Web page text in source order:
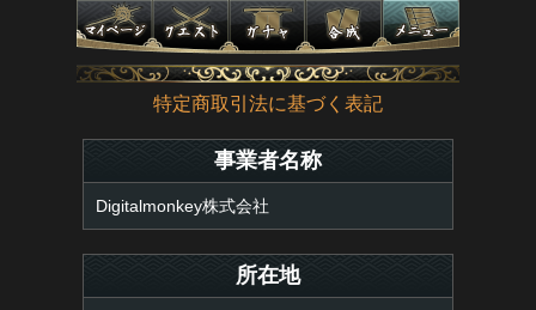
特定商取引法に基づく表記
事業者名称
Digitalmonkey株式会社
所在地